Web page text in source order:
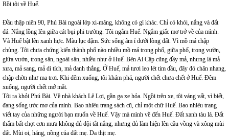
Rồi tôi về Huế.
Đầu thập niên 90, Phú Bài ngoài lớp xi-măng, không có gì khác. Chỉ có khói, nắng và đất
đá. Nắng lồng lên giữa cát bụi phi trường. Tôi ngắm Huế. Ngắm giấc mơ trở về của mình.
Và Huế bật lên xanh hực. Màu lục đậm. Sức sống âm ỉ dưới lòng đất. Vì mồ mả chập
chùng. Tôi chưa chứng kiến thành phố nào nhiều mồ mả trong phố, giữa phố, trong vườn,
giữa vườn, trong sân, ngoài sân, nhiều như ở Huế. Bên Ai Cập cũng đầy mả, nhưng là mả
xưa, mả sang, mả di tích, mả danh thắng. Ở Huế, mả tươi leo lét tim dầu, đây đó chân nhang,
chập chờn như ma trơi. Khi đêm xuống, tôi khám phá, người chết chưa chết ở Huế. Đêm
xuống, người chết mở mắt.
Tôi ra khỏi Phú Bài. Về nhà khách Lê Lợi, gần ga xe hỏa. Ngồi trên xe, tôi váng vất, vì biết,
đang sống ước mơ của mình. Bao nhiêu trang sách cũ, chỉ một chữ Huế. Bao nhiêu trang
viết tay của những người bạn muốn về Huế. Vậy mà mình về đến Huế. Đất xanh tàu lá. Đất
thấm bất chợt cơn mưa không đủ dội tắt nắng, nhưng đủ làm hiện lên cầu vồng và xông mùi
đất. Mùi oi, hăng, nồng của đất mẹ. Da thịt mẹ.